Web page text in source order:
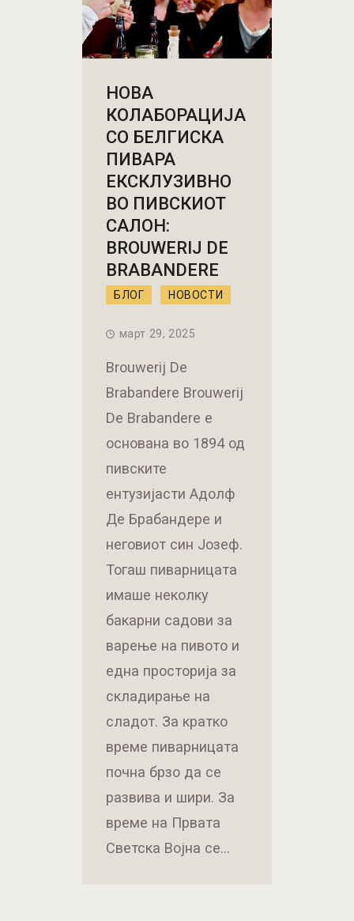
НОВА
КОЛАБОРАЦИЈА
СО БЕЛГИСКА
ПИВАРА
ЕКСКЛУЗИВНО
ВО ПИВСКИОТ
САЛОН:
BROUWERIJ DE
BRABANDERE
БЛОГ НОВОСТИ
март 29, 2025
Brouwerij De
Brabandere Brouwerij
De Brabandere е
основана во 1894 од
пивските
ентузијасти Адолф
Де Брабандере и
неговиот син Јозеф.
Тогаш пиварницата
имаше неколку
бакарни садови за
варење на пивото и
една просторија за
складирање на
сладот. За кратко
време пиварницата
почна брзо да се
развива и шири. За
време на Првата
Светска Војна се…